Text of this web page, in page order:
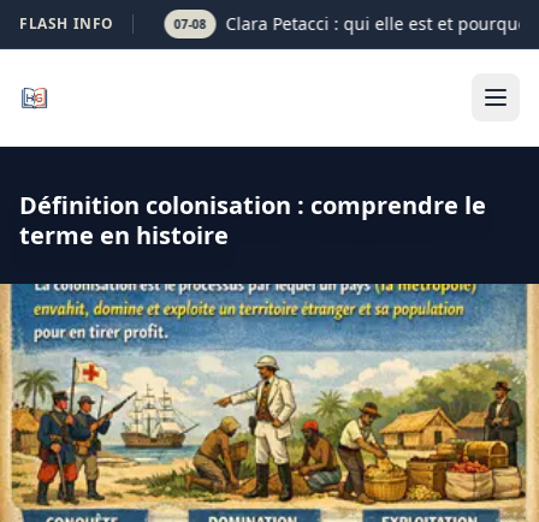
FLASH INFO 07-08 Clara Petacci : qui elle est et
Définition colonisation : comprendre le
terme en histoire